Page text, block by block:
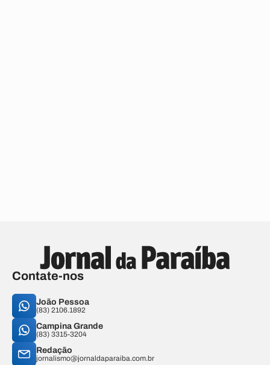
Contate-nos
João Pessoa
(83) 2106.1892
Campina Grande
(83) 3315-3204
Redação
jornalismo@jornaldaparaiba.com.br